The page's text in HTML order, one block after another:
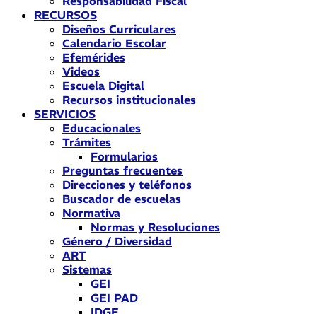
RECURSOS
Diseños Curriculares
Calendario Escolar
Efemérides
Videos
Escuela Digital
Recursos institucionales
SERVICIOS
Educacionales
Trámites
Formularios
Preguntas frecuentes
Direcciones y teléfonos
Buscador de escuelas
Normativa
Normas y Resoluciones
Género / Diversidad
ART
Sistemas
GEI
GEI PAD